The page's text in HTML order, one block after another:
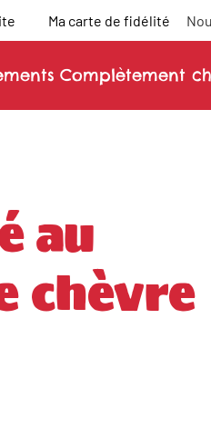
Ma carte de fidélité
Complètement
au
chèvre